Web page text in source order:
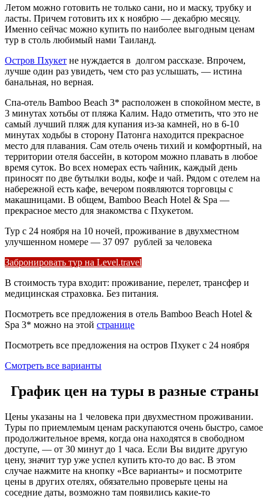
Летом можно готовить не только сани, но и маску, трубку и
ласты. Причем готовить их к ноябрю — декабрю месяцу.
Именно сейчас можно купить по наиболее выгодным ценам
тур в столь любимый нами Таиланд.
Остров Пхукет не нуждается в долгом рассказе. Впрочем,
лучше один раз увидеть, чем сто раз услышать, — истина
банальная, но верная.
Спа-отель Bamboo Beach 3* расположен в спокойном месте, в
3 минутах хотьбы от пляжа Калим. Надо отметить, что это не
самый лучший пляж для купания из-за камней, но в 6-10
минутах ходьбы в сторону Патонга находится прекрасное
место для плавания. Сам отель очень тихий и комфортный, на
территории отеля бассейн, в котором можно плавать в любое
время суток. Во всех номерах есть чайник, каждый день
приносят по две бутылки воды, кофе и чай. Рядом с отелем на
набережной есть кафе, вечером появляются торговцы с
макашницами. В общем, Bamboo Beach Hotel & Spa —
прекрасное место для знакомства с Пхукетом.
Тур с 24 ноября на 10 ночей, проживание в двухместном
улучшенном номере — 37 097 рублей за человека
Забронировать тур на Level.travel
В стоимость тура входит: проживание, перелет, трансфер и
медицинская страховка. Без питания.
Посмотреть все предложения в отель Bamboo Beach Hotel &
Spa 3* можно на этой странице
Посмотреть все предложения на остров Пхукет с 24 ноября
Смотреть все варианты
График цен на туры в разные страны
Цены указаны на 1 человека при двухместном проживании.
Туры по приемлемым ценам раскупаются очень быстро, самое
продолжительное время, когда она находятся в свободном
доступе, — от 30 минут до 1 часа. Если Вы видите другую
цену, значит тур уже успел купить кто-то до вас. В этом
случае нажмите на кнопку «Все варианты» и посмотрите
цены в других отелях, обязательно проверьте цены на
соседние даты, возможно там появились какие-то